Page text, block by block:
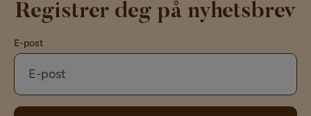
Registrer deg på nyhetsbrev
E-post